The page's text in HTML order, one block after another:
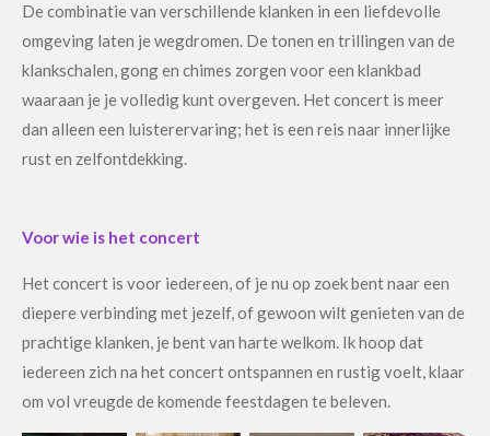
De combinatie van verschillende klanken in een liefdevolle
omgeving laten je wegdromen. De tonen en trillingen van de
klankschalen, gong en chimes zorgen voor een klankbad
waaraan je je volledig kunt overgeven. Het concert is meer
dan alleen een luisterervaring; het is een reis naar innerlijke
rust en zelfontdekking.
Voor wie is het concert
Het concert is voor iedereen, of je nu op zoek bent naar een
diepere verbinding met jezelf, of gewoon wilt genieten van de
prachtige klanken, je bent van harte welkom. Ik hoop dat
iedereen zich na het concert ontspannen en rustig voelt, klaar
om vol vreugde de komende feestdagen te beleven.